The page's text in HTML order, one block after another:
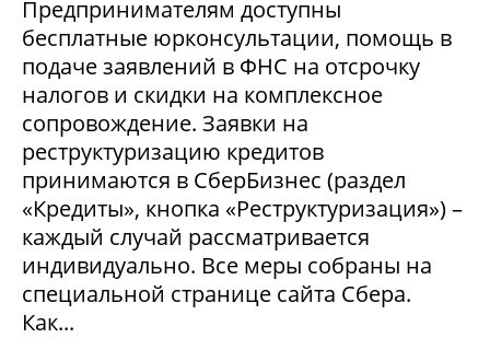
Предпринимателям доступны
бесплатные юрконсультации, помощь в
подаче заявлений в ФНС на отсрочку
налогов и скидки на комплексное
сопровождение. Заявки на
реструктуризацию кредитов
принимаются в СберБизнес (раздел
«Кредиты», кнопка «Реструктуризация») –
каждый случай рассматривается
индивидуально. Все меры собраны на
специальной странице сайта Сбера.
Как...